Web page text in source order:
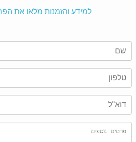
למידע והזמנות מלאו את